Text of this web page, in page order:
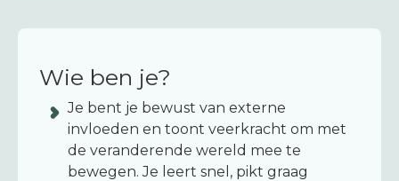
Wie ben je?
Je bent je bewust van externe
invloeden en toont veerkracht om met
de veranderende wereld mee te
bewegen. Je leert snel, pikt graag